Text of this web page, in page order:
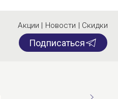
Акции | Новости | Скидки
Подписаться